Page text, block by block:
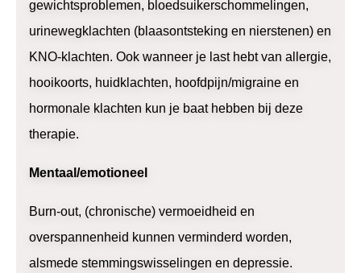
gewichtsproblemen, bloedsuikerschommelingen,
urinewegklachten (blaasontsteking en nierstenen) en
KNO-klachten. Ook wanneer je last hebt van allergie,
hooikoorts, huidklachten, hoofdpijn/migraine en
hormonale klachten kun je baat hebben bij deze
therapie.
Mentaal/emotioneel
Burn-out, (chronische) vermoeidheid en
overspannenheid kunnen verminderd worden,
alsmede stemmingswisselingen en depressie.